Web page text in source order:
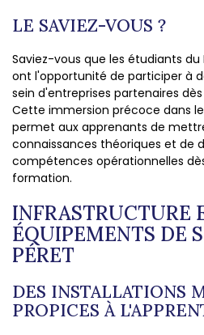
LE SAVIEZ-VOUS ?
Saviez-vous que les étudiants du
ont l'opportunité de participer à
sein d'entreprises partenaires
Cette immersion précoce dans
permet aux apprenants de
connaissances théoriques et de
compétences opérationnelles
formation.
INFRASTRUCTURE
ÉQUIPEMENTS DE
PÉRET
DES INSTALLATIONS
PROPICES À